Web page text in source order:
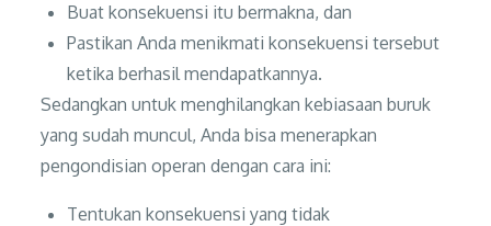
Buat konsekuensi itu bermakna, dan
Pastikan Anda menikmati konsekuensi tersebut
ketika berhasil mendapatkannya.
Sedangkan untuk menghilangkan kebiasaan buruk
yang sudah muncul, Anda bisa menerapkan
pengondisian operan dengan cara ini:
Tentukan konsekuensi yang tidak